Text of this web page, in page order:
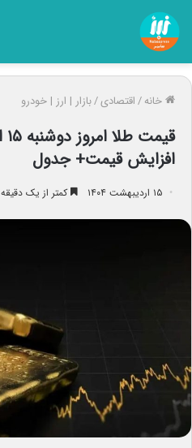
خانه/اقتصادی/بازار | ارز | خودرو
افزایش قیمت+ جدول
۱۵ اردیبهشت ۱۴۰۴ کمتر از یک دقیقه